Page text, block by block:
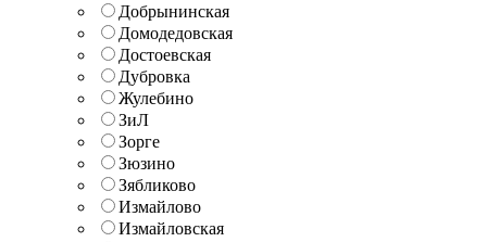
Добрынинская
Домодедовская
Достоевская
Дубровка
Жулебино
ЗиЛ
Зорге
Зюзино
Зябликово
Измайлово
Измайловская